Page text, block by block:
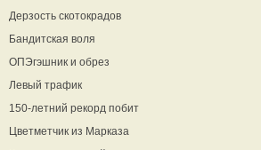
Дерзость скотокрадов
Бандитская воля
ОПЭгэшник и обрез
Левый трафик
150-летний рекорд побит
Цветметчик из Марказа